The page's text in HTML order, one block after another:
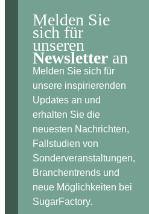
Melden Sie
sich für
unseren
Newsletteran
Melden Sie sich für
unsere inspirierenden
Updates an und
erhalten Sie die
neuesten Nachrichten,
Fallstudien von
Sonderveranstaltungen,
Branchentrends und
neue Möglichkeiten bei
SugarFactory.